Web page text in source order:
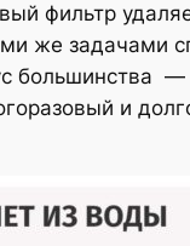
фильтр
же задачами
большинства
и